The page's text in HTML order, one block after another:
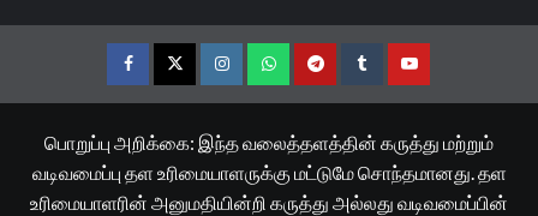
FacebookTwitterInstagramWhatsappTelegramTumblrYouTube
பொறுப்பு அறிக்கை: இந்த வலைத்தளத்தின் கருத்து மற்றும்
வடிவமைப்பு தள உரிமையாளருக்கு மட்டுமே சொந்தமானது. தள
உரிமையாளரின் அனுமதியின்றி கருத்து அல்லது வடிவமைப்பின்